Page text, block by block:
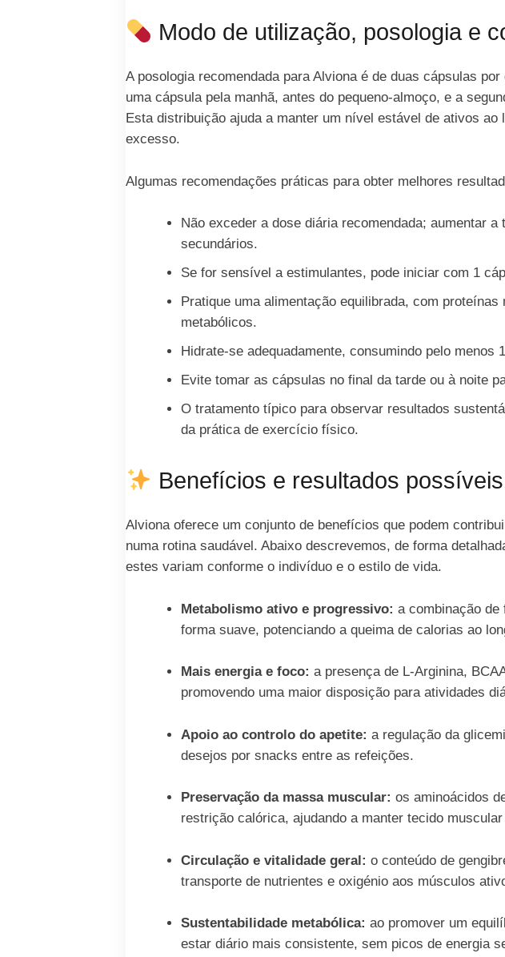
Modo de utilização, posologia e
A posologia recomendada para Alviona é de duas cápsulas
uma cápsula pela manhã, antes do pequeno-almoço, e a
Esta distribuição ajuda a manter um nível estável de ativos
excesso.
Algumas recomendações práticas para obter melhores
Não exceder a dose diária recomendada; aumentar
secundários.
Se for sensível a estimulantes, pode iniciar com 1
Pratique uma alimentação equilibrada, com
metabólicos.
Hidrate-se adequadamente, consumindo pelo
Evite tomar as cápsulas no final da tarde ou à noite
O tratamento típico para observar resultados
da prática de exercício físico.
Benefícios e resultados possíveis
Alviona oferece um conjunto de benefícios que podem
numa rotina saudável. Abaixo descrevemos, de forma
estes variam conforme o indivíduo e o estilo de vida.
Metabolismo ativo e progressivo: a combinação
forma suave, potenciando a queima de calorias ao
Mais energia e foco: a presença de L-Arginina,
promovendo uma maior disposição para atividades
Apoio ao controlo do apetite: a regulação da
desejos por snacks entre as refeições.
Preservação da massa muscular: os aminoácidos
restrição calórica, ajudando a manter tecido
Circulação e vitalidade geral: o conteúdo de
transporte de nutrientes e oxigénio aos músculos
Sustentabilidade metabólica: ao promover um
estar diário mais consistente, sem picos de energia